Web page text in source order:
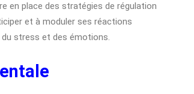
en place des stratégies de régulation
et à moduler ses réactions
stress et des émotions.